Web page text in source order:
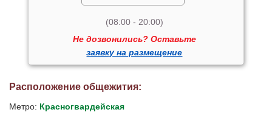
(08:00 - 20:00)
Не дозвонились? Оставьте
заявку на размещение
Расположение общежития:
Метро: Красногвардейская